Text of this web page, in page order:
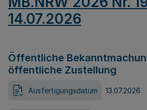
14.07.2026
Öffentliche
öffentliche Zustellung
Ausfertigungsdatum 13.07.2026